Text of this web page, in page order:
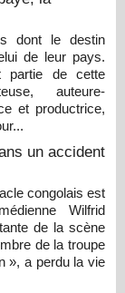
dont le destin
de leur pays.
partie de cette
auteure-
et productrice,
un accident
congolais est
Wilfrid
de la scène
de la troupe
», a perdu la vie